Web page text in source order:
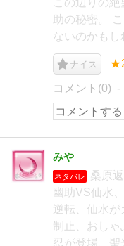
この辺りの
助の秘密。
ないのかもし
ナイス
コメント(0)
みや
ネタバレ
桑原
幽助VS仙水
逆転、仙水
制止、おしゃ
忍が登場、聖